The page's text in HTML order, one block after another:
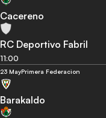
Cacereno
RC Deportivo Fabril
11:00
23 MayPrimera Federacion
Barakaldo